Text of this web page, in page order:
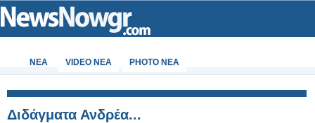
ΝΕΑ VIDEO NEA PHOTO NEA
Διδάγματα Ανδρέα...